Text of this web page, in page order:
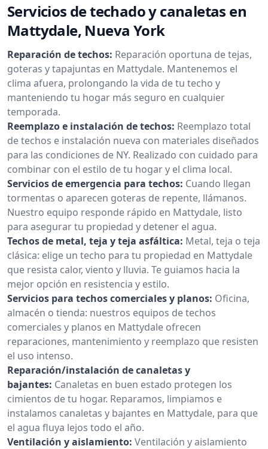
Servicios de techado y canaletas en
Mattydale, Nueva York
Reparación de techos: Reparación oportuna de tejas,
goteras y tapajuntas en Mattydale. Mantenemos el
clima afuera, prolongando la vida de tu techo y
manteniendo tu hogar más seguro en cualquier
temporada.
Reemplazo e instalación de techos: Reemplazo total
de techos e instalación nueva con materiales diseñados
para las condiciones de NY. Realizado con cuidado para
combinar con el estilo de tu hogar y el clima local.
Servicios de emergencia para techos: Cuando llegan
tormentas o aparecen goteras de repente, llámanos.
Nuestro equipo responde rápido en Mattydale, listo
para asegurar tu propiedad y detener el agua.
Techos de metal, teja y teja asfáltica: Metal, teja o teja
clásica: elige un techo para tu propiedad en Mattydale
que resista calor, viento y lluvia. Te guiamos hacia la
mejor opción en resistencia y estilo.
Servicios para techos comerciales y planos: Oficina,
almacén o tienda: nuestros equipos de techos
comerciales y planos en Mattydale ofrecen
reparaciones, mantenimiento y reemplazo que resisten
el uso intenso.
Reparación/instalación de canaletas y
bajantes: Canaletas en buen estado protegen los
cimientos de tu hogar. Reparamos, limpiamos e
instalamos canaletas y bajantes en Mattydale, para que
el agua fluya lejos todo el año.
Ventilación y aislamiento: Ventilación y aislamiento